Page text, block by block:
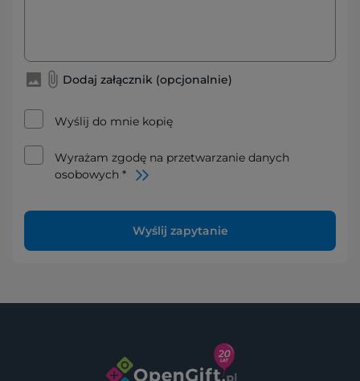
Dodaj załącznik (opcjonalnie)
Wyślij do mnie kopię
Wyrażam zgodę na przetwarzanie danych
osobowych *
Wyślij zapytanie